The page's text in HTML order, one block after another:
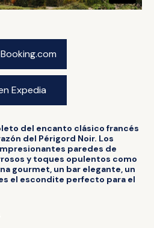
Expedia
del encanto clásico francés
del Périgord Noir. Los
paredes de
y toques opulentos como
gourmet, un bar elegante, un
el escondite perfecto para el